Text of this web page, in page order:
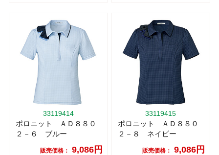
33119414
ポロニット ＡＤ８８０
２－６ ブルー
販売価格： 9,086円
33119415
ポロニット ＡＤ８８０
２－８ ネイビー
販売価格： 9,086円